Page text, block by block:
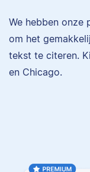
We hebben onze
om het
tekst te citeren.
en Chicago.